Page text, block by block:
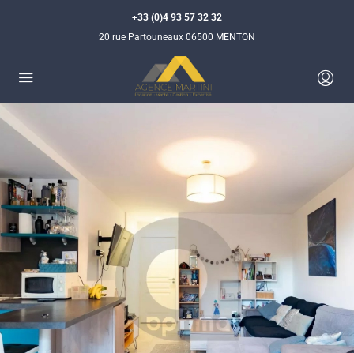
+33 (0)4 93 57 32 32
20 rue Partouneaux 06500 MENTON